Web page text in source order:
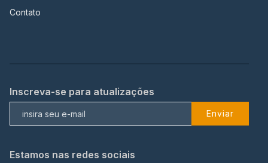
Contato
Inscreva-se para atualizações
Enviar
Estamos nas redes sociais